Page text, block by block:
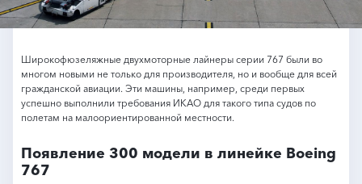
Широкофюзеляжные двухмоторные лайнеры серии 767 были во
многом новыми не только для производителя, но и вообще для всей
гражданской авиации. Эти машины, например, среди первых
успешно выполнили требования ИКАО для такого типа судов по
полетам на малоориентированной местности.
Появление 300 модели в линейке Boeing
767